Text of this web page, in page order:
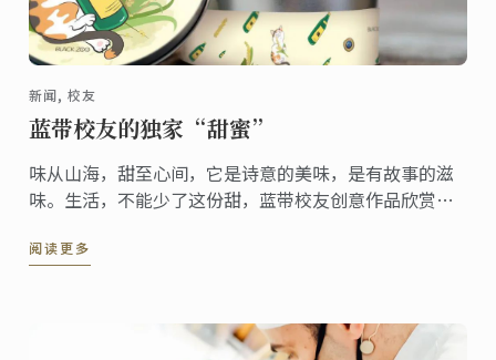
新闻, 校友
蓝带校友的独家“甜蜜”
味从山海，甜至心间，它是诗意的美味，是有故事的滋
味。生活，不能少了这份甜，蓝带校友创意作品欣赏，
阅读更多